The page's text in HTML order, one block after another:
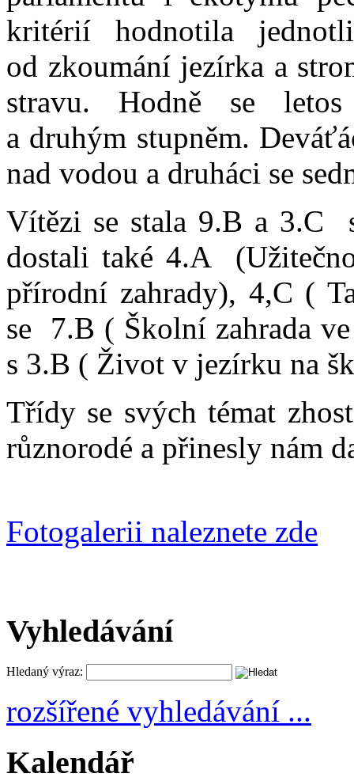
kritérií hodnotila
od zkoumání jezírka a
stravu. Hodně se
a druhým stupněm.
nad vodou a druháci se
Vítězi se stala 9.B a 3.C
dostali také 4.A
přírodní zahrady), 4,C (
se 7.B ( Školní zahrada
s 3.B ( Život v jezírku na
Třídy se svých témat
různorodé a přinesly nám
Fotogalerii naleznete zde
Vyhledávání
Hledaný výraz:
rozšířené vyhledávání ...
Kalendář